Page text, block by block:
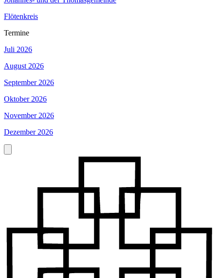
Flötenkreis
Termine
Juli 2026
August 2026
September 2026
Oktober 2026
November 2026
Dezember 2026